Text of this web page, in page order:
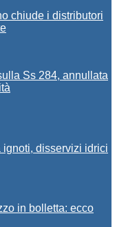
chiude i distributori
Ss 284, annullata
ignoti, disservizi idrici
in bolletta: ecco